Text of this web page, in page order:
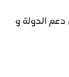
دعم الدولة و